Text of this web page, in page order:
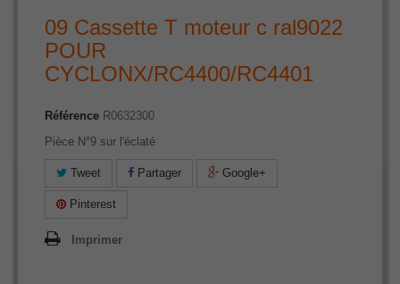
09 Cassette T moteur c ral9022
POUR
CYCLONX/RC4400/RC4401
Référence R0632300
Pièce N°9 sur l'éclaté
Tweet Partager Google+
Pinterest
Imprimer